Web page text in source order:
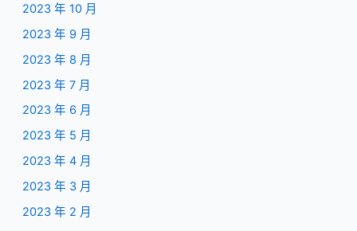
2023 年 10 月
2023 年 9 月
2023 年 8 月
2023 年 7 月
2023 年 6 月
2023 年 5 月
2023 年 4 月
2023 年 3 月
2023 年 2 月